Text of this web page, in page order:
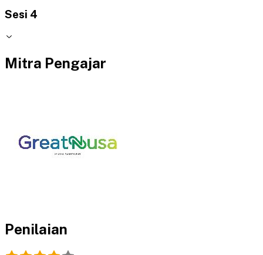
Sesi 4
Mitra Pengajar
Penilaian